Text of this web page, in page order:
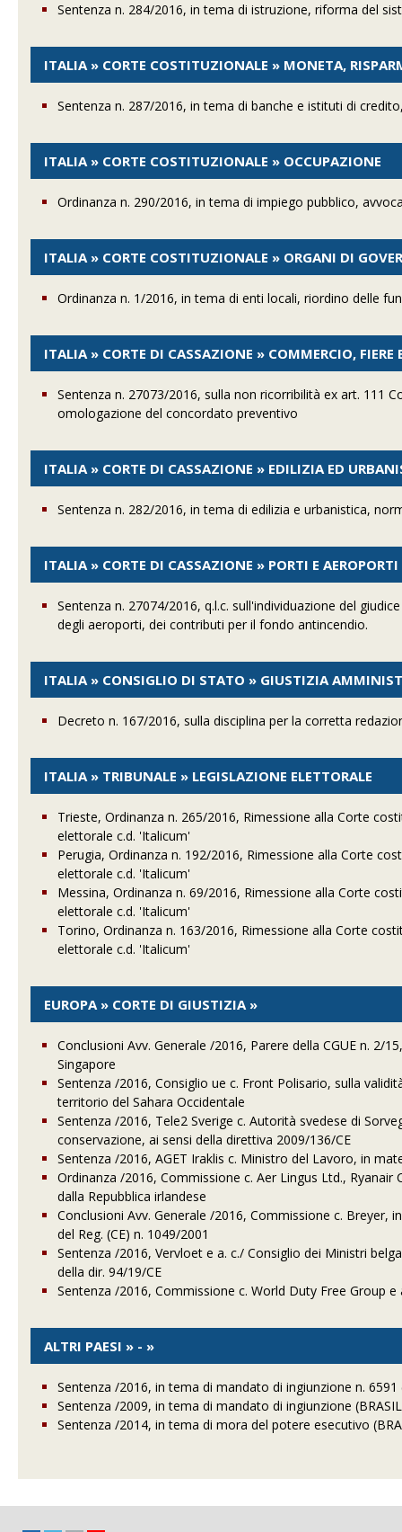
Sentenza n. 284/2016, in tema di istruzione, riforma del
ITALIA » CORTE COSTITUZIONALE » MONETA,
Sentenza n. 287/2016, in tema di banche e istituti di
ITALIA » CORTE COSTITUZIONALE » OCCUPAZIONE
Ordinanza n. 290/2016, in tema di impiego pubblico,
ITALIA » CORTE COSTITUZIONALE » ORGANI DI
Ordinanza n. 1/2016, in tema di enti locali, riordino delle
ITALIA » CORTE DI CASSAZIONE » COMMERCIO, FIERE
Sentenza n. 27073/2016, sulla non ricorribilità ex art. 111
omologazione del concordato preventivo
ITALIA » CORTE DI CASSAZIONE » EDILIZIA ED
Sentenza n. 282/2016, in tema di edilizia e urbanistica,
ITALIA » CORTE DI CASSAZIONE » PORTI E
Sentenza n. 27074/2016, q.l.c. sull'individuazione del
degli aeroporti, dei contributi per il fondo antincendio.
ITALIA » CONSIGLIO DI STATO » GIUSTIZIA
Decreto n. 167/2016, sulla disciplina per la corretta
ITALIA » TRIBUNALE » LEGISLAZIONE ELETTORALE
Trieste, Ordinanza n. 265/2016, Rimessione alla Corte
elettorale c.d. 'Italicum'
Perugia, Ordinanza n. 192/2016, Rimessione alla Corte
elettorale c.d. 'Italicum'
Messina, Ordinanza n. 69/2016, Rimessione alla Corte
elettorale c.d. 'Italicum'
Torino, Ordinanza n. 163/2016, Rimessione alla Corte
elettorale c.d. 'Italicum'
EUROPA » CORTE DI GIUSTIZIA »
Conclusioni Avv. Generale /2016, Parere della CGUE n. 2/
Singapore
Sentenza /2016, Consiglio ue c. Front Polisario, sulla
territorio del Sahara Occidentale
Sentenza /2016, Tele2 Sverige c. Autorità svedese di
conservazione, ai sensi della direttiva 2009/136/CE
Sentenza /2016, AGET Iraklis c. Ministro del Lavoro, in
Ordinanza /2016, Commissione c. Aer Lingus Ltd.,
dalla Repubblica irlandese
Conclusioni Avv. Generale /2016, Commissione c.
del Reg. (CE) n. 1049/2001
Sentenza /2016, Vervloet e a. c./ Consiglio dei Ministri
della dir. 94/19/CE
Sentenza /2016, Commissione c. World Duty Free Group
ALTRI PAESI » - »
Sentenza /2016, in tema di mandato di ingiunzione n.
Sentenza /2009, in tema di mandato di ingiunzione
Sentenza /2014, in tema di mora del potere esecutivo